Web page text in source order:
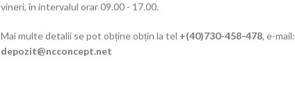
vineri, în intervalul orar 09.00 - 17.00.
Mai multe detalii se pot obține obțin la tel +(40)730-458-478, e-mail:
depozit@ncconcept.net